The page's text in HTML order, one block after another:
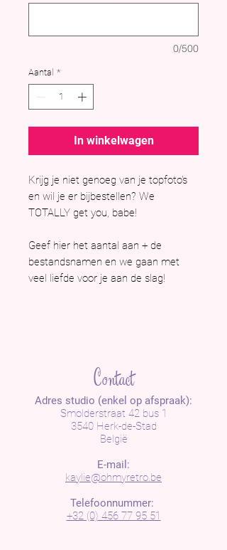
0/500
Aantal *
In winkelwagen
Krijg je niet genoeg van je topfoto's
en wil je er bijbestellen? We
TOTALLY get you, babe!
Geef hier het aantal aan + de
bestandsnamen en we gaan met
veel liefde voor je aan de slag!
Contact
Adres studio (enkel op afspraak):
Smolderstraat 42 bus 1
3540 Herk-de-Stad
België
E-mail:
kaylie@ohmyretro.be
Telefoonnummer:
+32 (0) 456 77 95 51